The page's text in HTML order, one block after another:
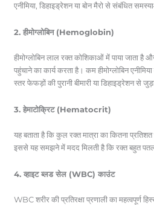
एनीमिया, डिहाइड्रेशन या बोन मैरो से संबंधित
2. हीमोग्लोबिन (Hemoglobin)
हीमोग्लोबिन लाल रक्त कोशिकाओं में पाया जाता
पहुंचाने का कार्य करता है। कम हीमोग्लोबिन
स्तर फेफड़ों की पुरानी बीमारी या डिहाइड्रेशन से
3. हेमाटोक्रिट (Hematocrit)
यह बताता है कि कुल रक्त मात्रा का कितना
इससे यह समझने में मदद मिलती है कि रक्त बहुत
4. व्हाइट ब्लड सेल (WBC) काउंट
WBC शरीर की प्रतिरक्षा प्रणाली का महत्वपूर्ण